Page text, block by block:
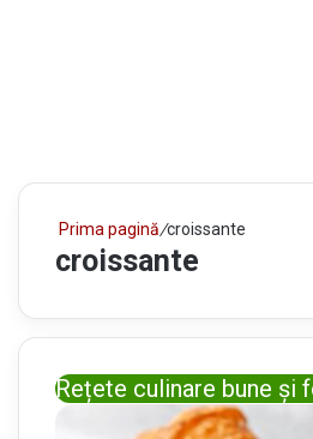
Prima pagină/croissante
croissante
Rețete culinare bune și